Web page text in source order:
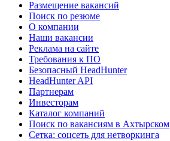
Размещение вакансий
Поиск по резюме
О компании
Наши вакансии
Реклама на сайте
Требования к ПО
Безопасный HeadHunter
HeadHunter API
Партнерам
Инвесторам
Каталог компаний
Поиск по вакансиям в Ахтырском
Сетка: соцсеть для нетворкинга